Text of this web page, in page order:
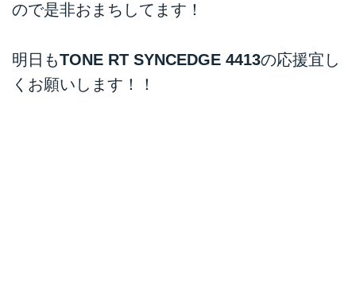
ので是非おまちしてます！
明日もTONE RT SYNCEDGE 4413の応援宜し
くお願いします！！